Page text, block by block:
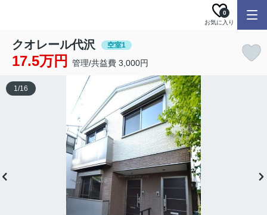
お気に入り
0
クオレール代沢 空室1
17.5万円 管理/共益費 3,000円
1/16